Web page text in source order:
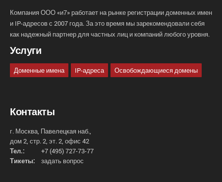
Компания ООО «и7» работает на рынке регистрации доменных имен
и IP-адресов с 2007 года. За это время мы зарекомендовали себя
как надежный партнер для частных лиц и компаний любого уровня.
Услуги
Доменные имена IP-адреса Освобождающиеся домены
Контакты
г. Москва, Павелецкая наб.,
дом 2, стр. 2, эт. 2, офис 42
Тел.:
+7 (495) 727-73-77
Тикеты:
задать вопрос